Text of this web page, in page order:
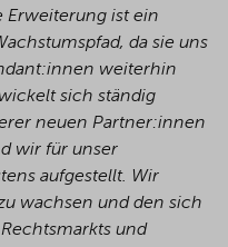
Erweiterung ist ein
da sie uns
weiterhin
sich ständig
neuen Partner:innen
wir für unser
aufgestellt. Wir
wachsen und den sich
und